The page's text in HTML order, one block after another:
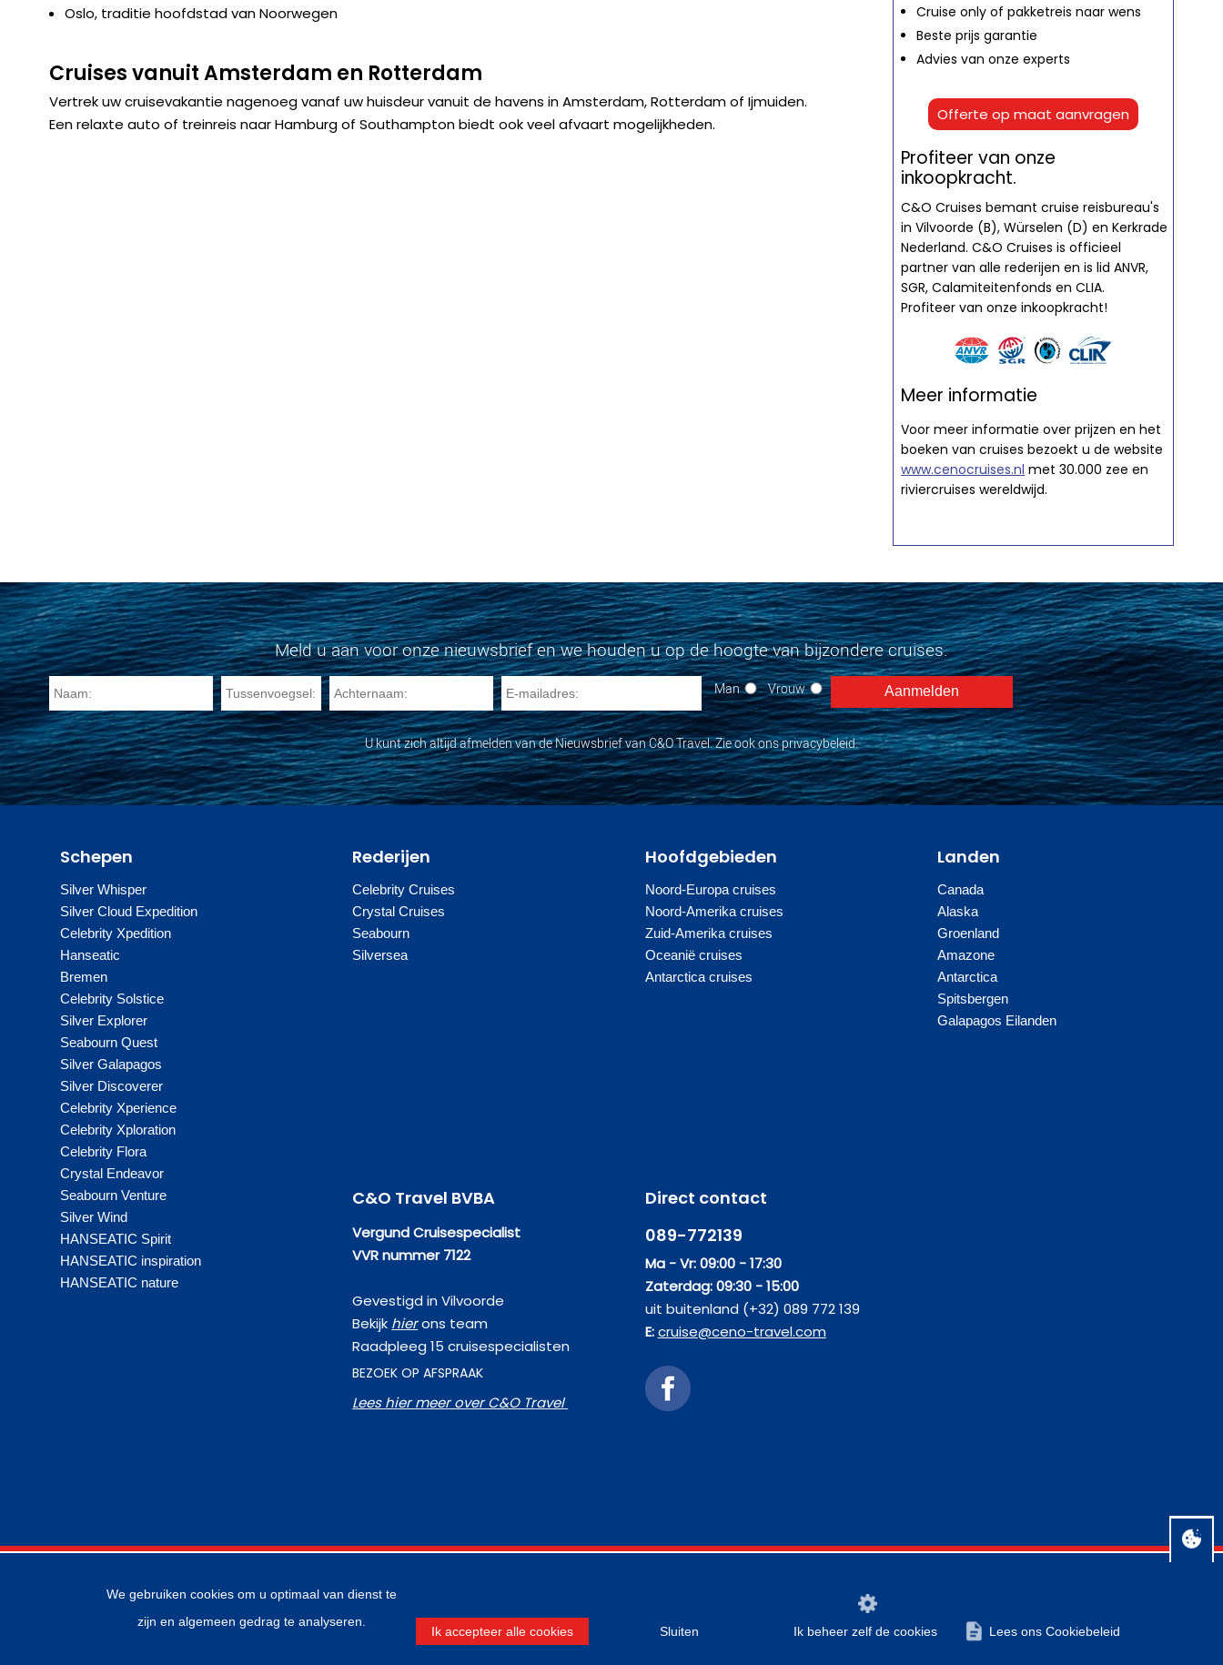
Oslo, traditie hoofdstad van Noorwegen
Cruises vanuit Amsterdam en Rotterdam
Vertrek uw cruisevakantie nagenoeg vanaf uw huisdeur vanuit de havens in Amsterdam, Rotterdam of Ijmuiden.
Een relaxte auto of treinreis naar Hamburg of Southampton biedt ook veel afvaart mogelijkheden.
Cruise only of pakketreis naar wens
Beste prijs garantie
Advies van onze experts
Offerte op maat aanvragen
Profiteer van onze
inkoopkracht.
C&O Cruises bemant cruise reisbureau's
in Vilvoorde (B), Würselen (D) en Kerkrade
Nederland. C&O Cruises is officieel
partner van alle rederijen en is lid ANVR,
SGR, Calamiteitenfonds en CLIA.
Profiteer van onze inkoopkracht!
Meer informatie
Voor meer informatie over prijzen en het
boeken van cruises bezoekt u de website
www.cenocruises.nl met 30.000 zee en
riviercruises wereldwijd.
Meld u aan voor onze nieuwsbrief en we houden u op de hoogte van bijzondere cruises.
Man Vrouw
U kunt zich altijd afmelden van de Nieuwsbrief van C&O Travel. Zie ook ons privacybeleid.
Schepen
Silver Whisper
Silver Cloud Expedition
Celebrity Xpedition
Hanseatic
Bremen
Celebrity Solstice
Silver Explorer
Seabourn Quest
Silver Galapagos
Silver Discoverer
Celebrity Xperience
Celebrity Xploration
Celebrity Flora
Crystal Endeavor
Seabourn Venture
Silver Wind
HANSEATIC Spirit
HANSEATIC inspiration
HANSEATIC nature
Rederijen
Celebrity Cruises
Crystal Cruises
Seabourn
Silversea
Hoofdgebieden
Noord-Europa cruises
Noord-Amerika cruises
Zuid-Amerika cruises
Oceanië cruises
Antarctica cruises
Landen
Canada
Alaska
Groenland
Amazone
Antarctica
Spitsbergen
Galapagos Eilanden
C&O Travel BVBA
Vergund Cruisespecialist
VVR nummer 7122
Gevestigd in Vilvoorde
Bekijk hierons team
Raadpleeg 15 cruisespecialisten
BEZOEK OP AFSPRAAK
Lees hier meer over C&O Travel
Direct contact
089-772139
Ma - Vr: 09:00 - 17:30
Zaterdag: 09:30 - 15:00
uit buitenland (+32) 089 772 139
E:cruise@ceno-travel.com
We gebruiken cookies om u optimaal van dienst te
zijn en algemeen gedrag te analyseren.
Ik accepteer alle cookies Sluiten Ik beheer zelf de cookies Lees ons Cookiebeleid